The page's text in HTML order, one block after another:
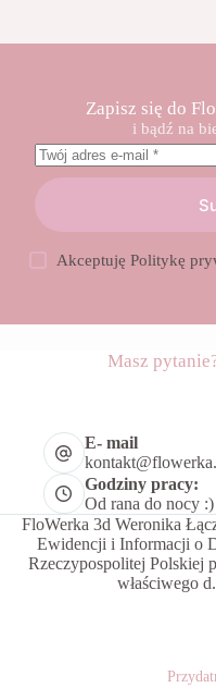
Zapisz się do
i bądź na
AkceptujęPolitykę
Masz
E- mail
Godziny pracy:
Od rana do nocy :)
FloWerka 3d Weronika
Ewidencji i Informacji o
Rzeczypospolitej Polskiej
właściwego